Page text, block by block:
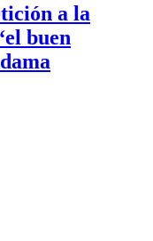
a la
buen